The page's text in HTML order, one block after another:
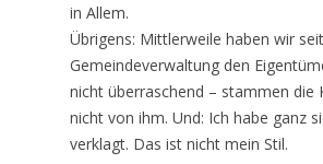
in Allem.
Übrigens: Mittlerweile haben wir
Gemeindeverwaltung den
nicht überraschend – stammen die
nicht von ihm. Und: Ich habe ganz
verklagt. Das ist nicht mein Stil.